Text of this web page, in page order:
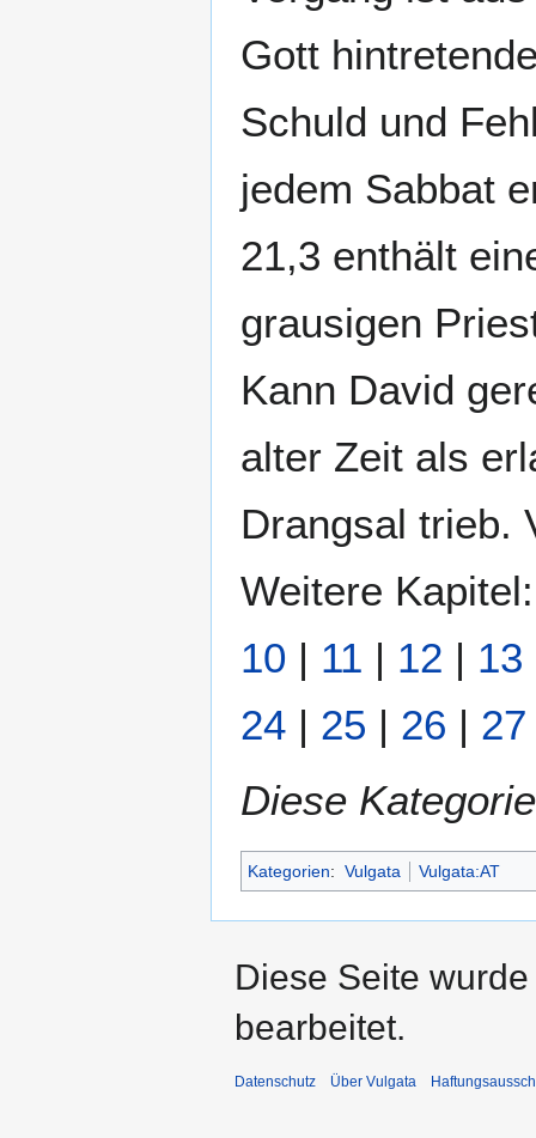
Gott
Schuld und
jedem Sabbat
21,3 enthält
grausigen
Kann David
alter Zeit als
Drangsal trieb.
Weitere
10 | 11 | 12 | 13
24 | 25 | 26 | 27
Diese
Kategorien: Vulgata Vulgata:AT
Diese Seite
bearbeitet.
Datenschutz Über Vulgata